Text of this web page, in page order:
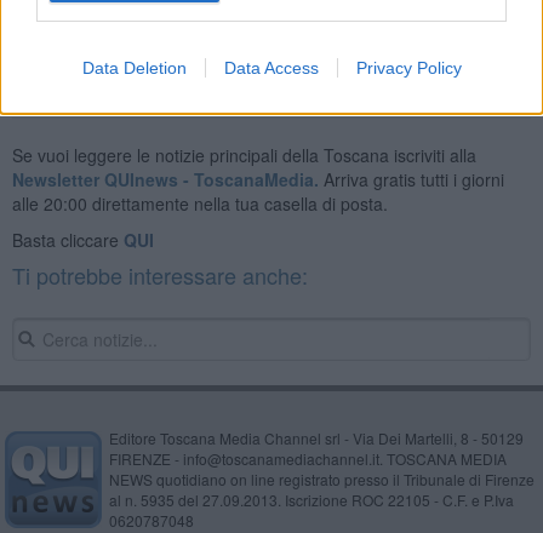
Data Deletion Data Access Privacy Policy
Se vuoi leggere le notizie principali della Toscana iscriviti alla
Newsletter QUInews - ToscanaMedia. Arriva gratis tutti i giorni
alle 20:00 direttamente nella tua casella di posta.
Basta cliccare QUI
Ti potrebbe interessare anche:
Editore Toscana Media Channel srl - Via Dei Martelli, 8 - 50129
FIRENZE - info@toscanamediachannel.it. TOSCANA MEDIA
NEWS quotidiano on line registrato presso il Tribunale di Firenze
al n. 5935 del 27.09.2013. Iscrizione ROC 22105 - C.F. e P.Iva
0620787048